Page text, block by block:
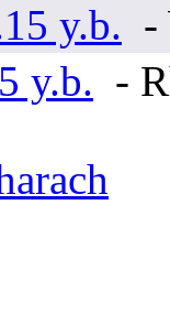
y.b. -
y.b. -